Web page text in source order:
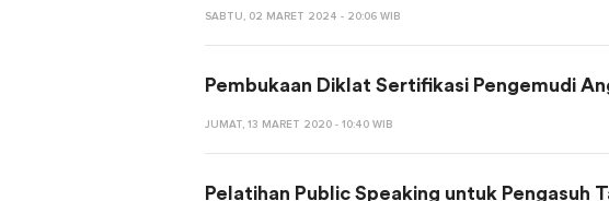
SABTU, 02 MARET 2024 - 20:06 WIB
Pembukaan Diklat Sertifikasi Pengemudi
JUMAT, 13 MARET 2020 - 10:40 WIB
Pelatihan Public Speaking untuk Pengasuh